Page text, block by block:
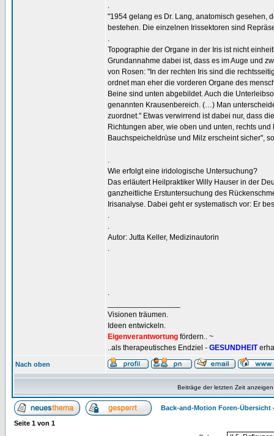
.
"1954 gelang es Dr. Lang, anatomisch gesehen,
bestehen. Die einzelnen Irissektoren sind
.
Topographie der Organe in der Iris ist nicht
Grundannahme dabei ist, dass es im Auge und
von Rosen: "In der rechten Iris sind die
ordnet man eher die vorderen Organe des
Beine sind unten abgebildet. Auch die
genannten Krausenbereich. (…) Man
zuordnet." Etwas verwirrend ist dabei nur, dass
Richtungen aber, wie oben und unten, rechts
Bauchspeicheldrüse und Milz erscheint sicher",
.
Wie erfolgt eine iridologische Untersuchung?
Das erläutert Heilpraktiker Willy Hauser in der
ganzheitliche Erstuntersuchung des
Irisanalyse. Dabei geht er systematisch vor: Er
.
.
Autor: Jutta Keller, Medizinautorin
.
.
Visionen träumen.
Ideen entwickeln.
Eigenverantwortung fördern.. ~
..als therapeutisches Endziel - GESUNDHEIT
Nach oben
Beiträge der letzten Zeit
Back-and-Motion Foren-Übersicht
Seite 1 von 1